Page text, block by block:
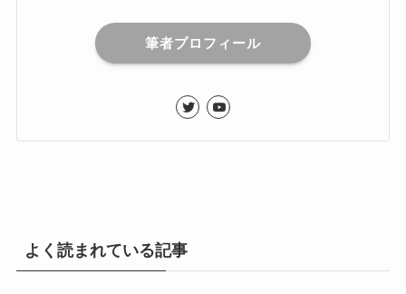
筆者プロフィール
よく読まれている記事